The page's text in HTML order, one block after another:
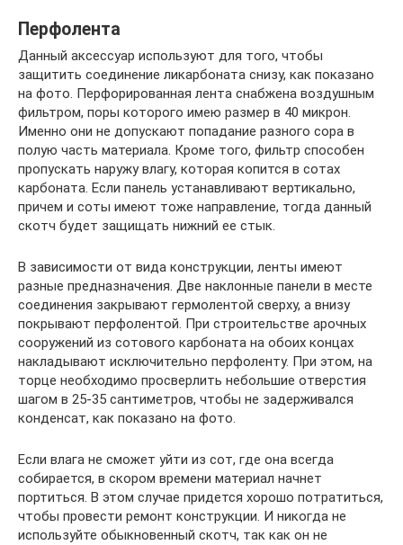
Перфолента
Данный аксессуар используют для того, чтобы
защитить соединение ликарбоната снизу, как показано
на фото. Перфорированная лента снабжена воздушным
фильтром, поры которого имею размер в 40 микрон.
Именно они не допускают попадание разного сора в
полую часть материала. Кроме того, фильтр способен
пропускать наружу влагу, которая копится в сотах
карбоната. Если панель устанавливают вертикально,
причем и соты имеют тоже направление, тогда данный
скотч будет защищать нижний ее стык.
В зависимости от вида конструкции, ленты имеют
разные предназначения. Две наклонные панели в месте
соединения закрывают гермолентой сверху, а внизу
покрывают перфолентой. При строительстве арочных
сооружений из сотового карбоната на обоих концах
накладывают исключительно перфоленту. При этом, на
торце необходимо просверлить небольшие отверстия
шагом в 25-35 сантиметров, чтобы не задерживался
конденсат, как показано на фото.
Если влага не сможет уйти из сот, где она всегда
собирается, в скором времени материал начнет
портиться. В этом случае придется хорошо потратиться,
чтобы провести ремонт конструкции. И никогда не
используйте обыкновенный скотч, так как он не